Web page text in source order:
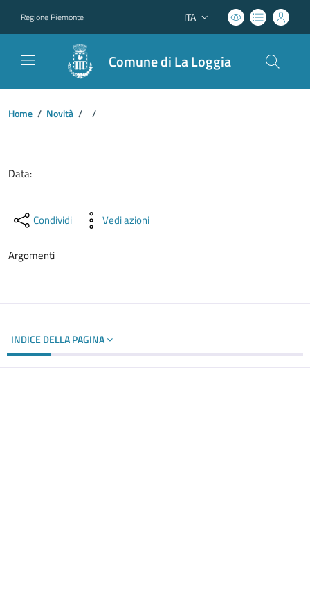
Regione Piemonte Lingua attiva:
ITA
Comune di La Loggia
Home / Novità / /
Data:
Condividi Vedi azioni
Argomenti
INDICE DELLA PAGINA